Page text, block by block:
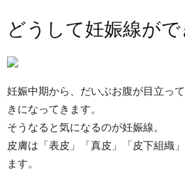
どうして妊娠線がで
妊娠中期から、だいぶお腹が目立っ
きになってきます。
そうなると気になるのが妊娠線。
皮膚は「表皮」「真皮」「皮下組織
ます。